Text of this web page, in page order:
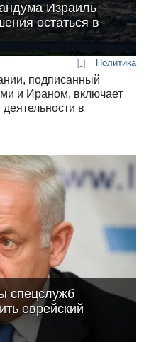
Израиль
остаться в
Политика
подписанный
и Ираном, включает
в
спецслужб
еврейский